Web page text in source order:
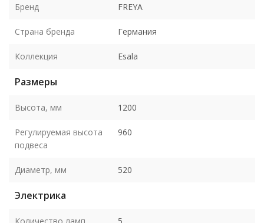
Бренд FREYA
Страна бренда Германия
Коллекция Esala
Размеры
Высота, мм 1200
Регулируемая высота
подвеса
960
Диаметр, мм 520
Электрика